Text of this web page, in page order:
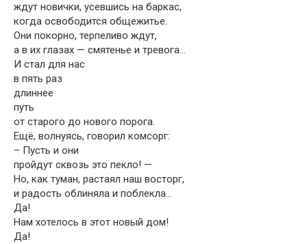
ждут новички, усевшись на баркас,
когда освободится общежитье.
Они покорно, терпеливо ждут,
а в их глазах — смятенье и тревога…
И стал для нас
в пять раз
длиннее
путь
от старого до нового порога.
Ещё, волнуясь, говорил комсорг:
– Пусть и они
пройдут сквозь это пекло! —
Но, как туман, растаял наш восторг,
и радость облиняла и поблекла…
Да!
Нам хотелось в этот новый дом!
Да!